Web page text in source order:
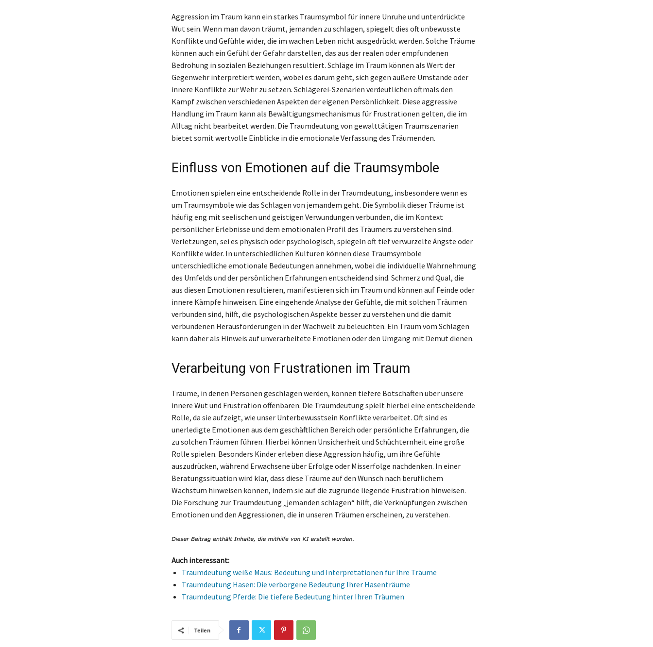
Aggression im Traum kann ein starkes Traumsymbol für innere Unruhe und unterdrückte
Wut sein. Wenn man davon träumt, jemanden zu schlagen, spiegelt dies oft unbewusste
Konflikte und Gefühle wider, die im wachen Leben nicht ausgedrückt werden. Solche Träume
können auch ein Gefühl der Gefahr darstellen, das aus der realen oder empfundenen
Bedrohung in sozialen Beziehungen resultiert. Schläge im Traum können als Wert der
Gegenwehr interpretiert werden, wobei es darum geht, sich gegen äußere Umstände oder
innere Konflikte zur Wehr zu setzen. Schlägerei-Szenarien verdeutlichen oftmals den
Kampf zwischen verschiedenen Aspekten der eigenen Persönlichkeit. Diese aggressive
Handlung im Traum kann als Bewältigungsmechanismus für Frustrationen gelten, die im
Alltag nicht bearbeitet werden. Die Traumdeutung von gewalttätigen Traumszenarien
bietet somit wertvolle Einblicke in die emotionale Verfassung des Träumenden.
Einfluss von Emotionen auf die Traumsymbole
Emotionen spielen eine entscheidende Rolle in der Traumdeutung, insbesondere wenn es
um Traumsymbole wie das Schlagen von jemandem geht. Die Symbolik dieser Träume ist
häufig eng mit seelischen und geistigen Verwundungen verbunden, die im Kontext
persönlicher Erlebnisse und dem emotionalen Profil des Träumers zu verstehen sind.
Verletzungen, sei es physisch oder psychologisch, spiegeln oft tief verwurzelte Ängste oder
Konflikte wider. In unterschiedlichen Kulturen können diese Traumsymbole
unterschiedliche emotionale Bedeutungen annehmen, wobei die individuelle Wahrnehmung
des Umfelds und der persönlichen Erfahrungen entscheidend sind. Schmerz und Qual, die
aus diesen Emotionen resultieren, manifestieren sich im Traum und können auf Feinde oder
innere Kämpfe hinweisen. Eine eingehende Analyse der Gefühle, die mit solchen Träumen
verbunden sind, hilft, die psychologischen Aspekte besser zu verstehen und die damit
verbundenen Herausforderungen in der Wachwelt zu beleuchten. Ein Traum vom Schlagen
kann daher als Hinweis auf unverarbeitete Emotionen oder den Umgang mit Demut dienen.
Verarbeitung von Frustrationen im Traum
Träume, in denen Personen geschlagen werden, können tiefere Botschaften über unsere
innere Wut und Frustration offenbaren. Die Traumdeutung spielt hierbei eine entscheidende
Rolle, da sie aufzeigt, wie unser Unterbewusstsein Konflikte verarbeitet. Oft sind es
unerledigte Emotionen aus dem geschäftlichen Bereich oder persönliche Erfahrungen, die
zu solchen Träumen führen. Hierbei können Unsicherheit und Schüchternheit eine große
Rolle spielen. Besonders Kinder erleben diese Aggression häufig, um ihre Gefühle
auszudrücken, während Erwachsene über Erfolge oder Misserfolge nachdenken. In einer
Beratungssituation wird klar, dass diese Träume auf den Wunsch nach beruflichem
Wachstum hinweisen können, indem sie auf die zugrunde liegende Frustration hinweisen.
Die Forschung zur Traumdeutung „jemanden schlagen“ hilft, die Verknüpfungen zwischen
Emotionen und den Aggressionen, die in unseren Träumen erscheinen, zu verstehen.
Auch interessant:
Traumdeutung weiße Maus: Bedeutung und Interpretationen für Ihre Träume
Traumdeutung Hasen: Die verborgene Bedeutung Ihrer Hasenträume
Traumdeutung Pferde: Die tiefere Bedeutung hinter Ihren Träumen
Teilen